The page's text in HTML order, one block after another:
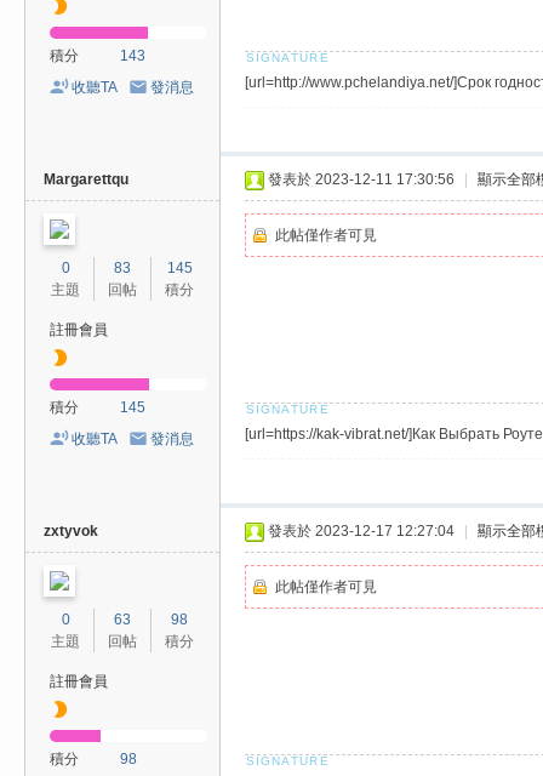
積分
143
收聽TA
發消息 [url=http://www.pchelandiya.net/]Срок
Margarettqu
0
主題
83
回帖
145
積分
註冊會員
積分
145
收聽TA
發消息
發表於 2023-12-11 17:30:56 顯示全部
此帖僅作者可見
[url=https://kak-vibrat.net/]Как Выбрать
zxtyvok
0
主題
63
回帖
98
積分
註冊會員
積分
98
發表於 2023-12-17 12:27:04 顯示全部
此帖僅作者可見